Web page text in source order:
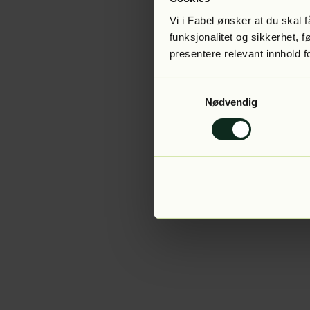
Vi i Fabel ønsker at du skal
funksjonalitet og sikkerhet,
presentere relevant innhold
Nødvendig
Application